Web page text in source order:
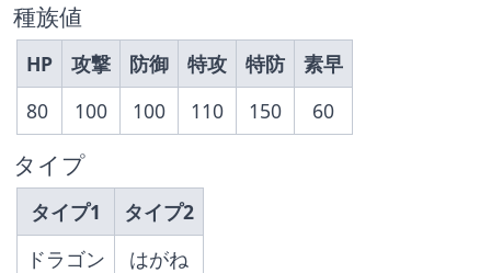
種族値
HP 攻撃 防御 特攻 特防
素早
80
100 100 110 150 60
タイプ
タイプ1
タイプ2
ドラゴン
はがね